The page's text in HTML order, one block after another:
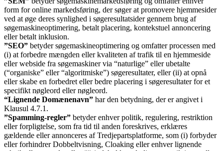
form for online markedsføring, der søger at promovere hjemmesider
ved at øge deres synlighed i søgeresultatsider gennem brug af
søgemaskineoptimering, betalt placering, kontekstuel annoncering
eller betalt inklusion.
”SEO” betyder søgemaskineoptimering og omfatter processen med
(i) at forbedre mængden eller kvaliteten af trafik til en hjemmeside
eller webside fra søgemaskiner via “naturlige” eller ubetalte
(“organiske” eller “algoritmiske”) søgeresultater, eller (ii) at opnå
eller skabe en forbedret eller bedre placering i søgeresultater for et
specifikt nøgleord eller nøgleord.
“Lignende Domænenavn” har den betydning, der er angivet i
Klausul 4.7.1.
”Spamming-regler” betyder enhver politik, regulering, restriktion
eller forpligtelse, som fra tid til anden foreskrives, erklæres
gældende eller annonceres af Tredjepartsplatforme, som (i) forbyder
eller forhindrer Dobbeltvisning, Cloaking eller enhver lignende